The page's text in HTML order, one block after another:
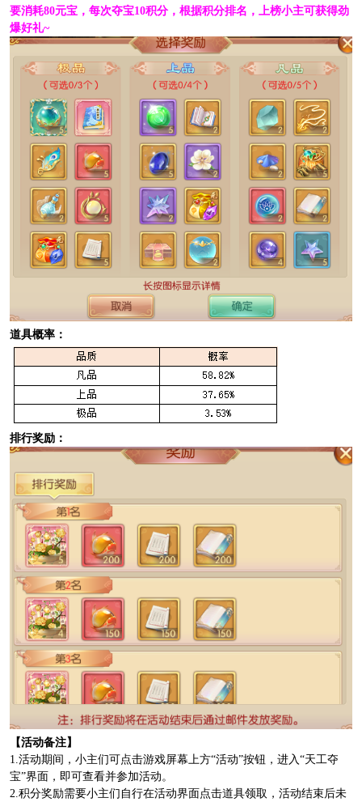
要消耗80元宝，每次夺宝10积分，根据积分排名，上榜小主可获得劲
爆好礼~
道具概率：
排行奖励：
【活动备注】
1.活动期间，小主们可点击游戏屏幕上方“活动”按钮，进入“天工夺
宝”界面，即可查看并参加活动。
2.积分奖励需要小主们自行在活动界面点击道具领取，活动结束后未